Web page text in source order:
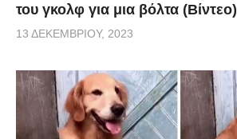
του γκολφ για μια βόλτα (Βίντεο)
13 ΔΕΚΕΜΒΡΊΟΥ, 2023